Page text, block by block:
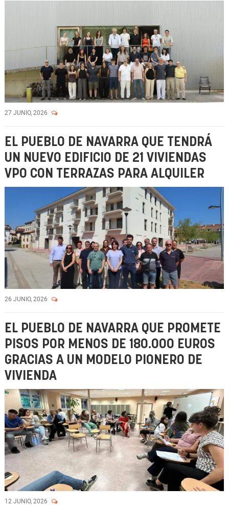
27 JUNIO, 2026
EL PUEBLO DE NAVARRA QUE TENDRÁ
UN NUEVO EDIFICIO DE 21 VIVIENDAS
VPO CON TERRAZAS PARA ALQUILER
26 JUNIO, 2026
EL PUEBLO DE NAVARRA QUE PROMETE
PISOS POR MENOS DE 180.000 EUROS
GRACIAS A UN MODELO PIONERO DE
VIVIENDA
12 JUNIO, 2026